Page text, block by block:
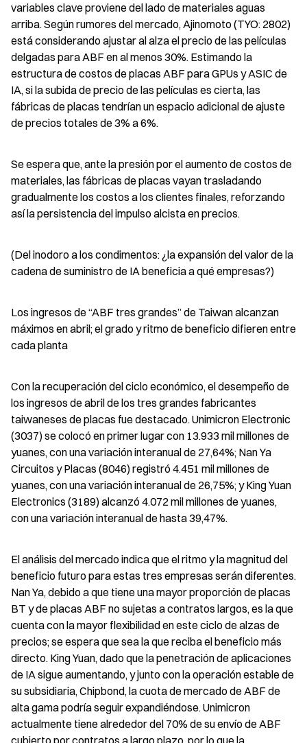
variables clave proviene del lado de materiales aguas
arriba. Según rumores del mercado, Ajinomoto (TYO: 2802)
está considerando ajustar al alza el precio de las películas
delgadas para ABF en al menos 30%. Estimando la
estructura de costos de placas ABF para GPUs y ASIC de
IA, si la subida de precio de las películas es cierta, las
fábricas de placas tendrían un espacio adicional de ajuste
de precios totales de 3% a 6%.
Se espera que, ante la presión por el aumento de costos de
materiales, las fábricas de placas vayan trasladando
gradualmente los costos a los clientes finales, reforzando
así la persistencia del impulso alcista en precios.
(Del inodoro a los condimentos: ¿la expansión del valor de la
cadena de suministro de IA beneficia a qué empresas?)
Los ingresos de “ABF tres grandes” de Taiwan alcanzan
máximos en abril; el grado y ritmo de beneficio difieren entre
cada planta
Con la recuperación del ciclo económico, el desempeño de
los ingresos de abril de los tres grandes fabricantes
taiwaneses de placas fue destacado. Unimicron Electronic
(3037) se colocó en primer lugar con 13.933 mil millones de
yuanes, con una variación interanual de 27,64%; Nan Ya
Circuitos y Placas (8046) registró 4.451 mil millones de
yuanes, con una variación interanual de 26,75%; y King Yuan
Electronics (3189) alcanzó 4.072 mil millones de yuanes,
con una variación interanual de hasta 39,47%.
El análisis del mercado indica que el ritmo y la magnitud del
beneficio futuro para estas tres empresas serán diferentes.
Nan Ya, debido a que tiene una mayor proporción de placas
BT y de placas ABF no sujetas a contratos largos, es la que
cuenta con la mayor flexibilidad en este ciclo de alzas de
precios; se espera que sea la que reciba el beneficio más
directo. King Yuan, dado que la penetración de aplicaciones
de IA sigue aumentando, y junto con la operación estable de
su subsidiaria, Chipbond, la cuota de mercado de ABF de
alta gama podría seguir expandiéndose. Unimicron
actualmente tiene alrededor del 70% de su envío de ABF
cubierto por contratos a largo plazo, por lo que la